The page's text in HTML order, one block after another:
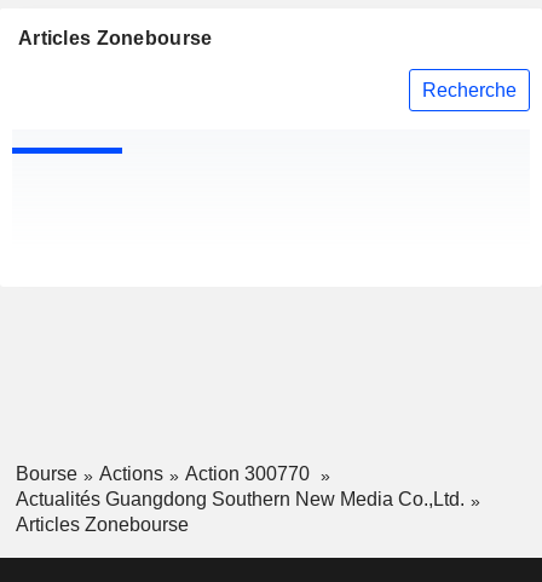
Articles Zonebourse
Recherche
Bourse Actions
Action 300770
Actualités Guangdong Southern New Media Co.,Ltd.
Articles Zonebourse